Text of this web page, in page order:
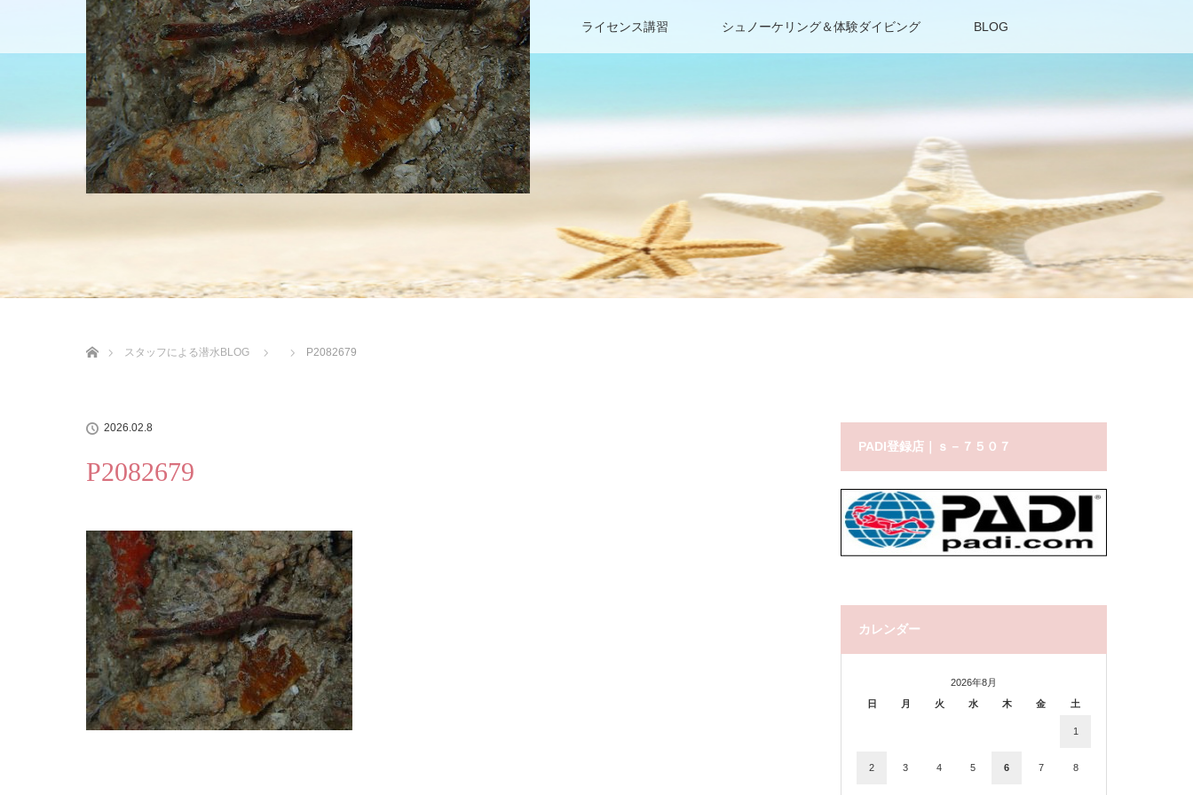
HOME ショップについて ファンダイビング ライセンス講習 シュノーケリング＆体験ダイビング BLOG
沖縄の海 BLOG
スタッフによる潜水BLOG
P2082679
2026.02.8
P2082679
PADI登録店｜ｓ－７５０７
カレンダー
2026年8月
日
月 火 水 木 金 土
1
2 3 4 5 6 7 8